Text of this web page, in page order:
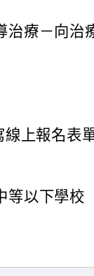
治療－向治
線上報名表
等以下學校